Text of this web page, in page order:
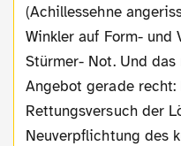
(Achillessehne
Winkler auf Form- und
Stürmer- Not. Und das
Angebot gerade recht:
Rettungsversuch der
Neuverpflichtung des